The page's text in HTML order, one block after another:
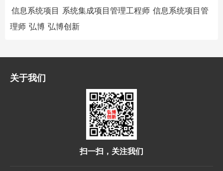
信息系统项目
系统集成项目管理工程师 信息系统项目管
理师 弘博 弘博创新
关于我们
扫一扫，关注我们